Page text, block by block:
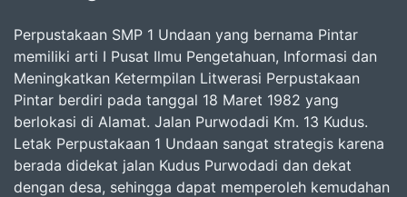
Perpustakaan SMP 1 Undaan yang bernama Pintar
memiliki arti I Pusat Ilmu Pengetahuan, Informasi dan
Meningkatkan Ketermpilan Litwerasi Perpustakaan
Pintar berdiri pada tanggal 18 Maret 1982 yang
berlokasi di Alamat. Jalan Purwodadi Km. 13 Kudus.
Letak Perpustakaan 1 Undaan sangat strategis karena
berada didekat jalan Kudus Purwodadi dan dekat
dengan desa, sehingga dapat memperoleh kemudahan